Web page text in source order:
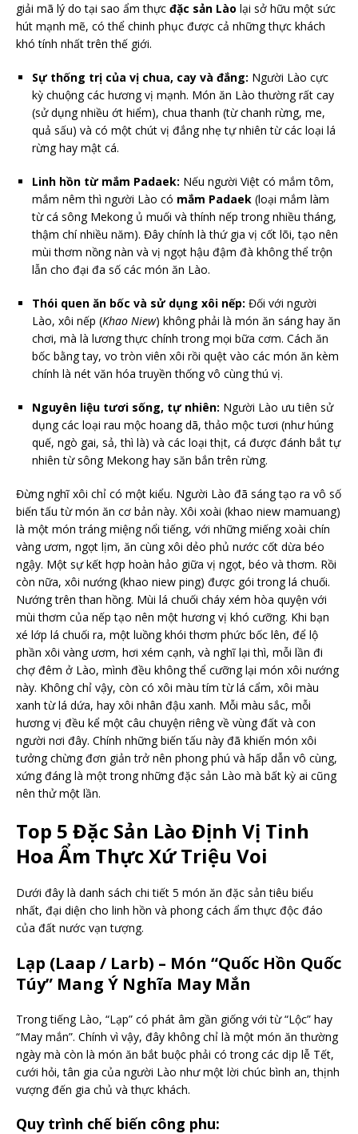
giải mã lý do tại sao ẩm thực đặc sản Lào lại sở hữu một sức
hút mạnh mẽ, có thể chinh phục được cả những thực khách
khó tính nhất trên thế giới.
Sự thống trị của vị chua, cay và đắng: Người Lào cực
kỳ chuộng các hương vị mạnh. Món ăn Lào thường rất cay
(sử dụng nhiều ớt hiểm), chua thanh (từ chanh rừng, me,
quả sấu) và có một chút vị đắng nhẹ tự nhiên từ các loại lá
rừng hay mật cá.
Linh hồn từ mắm Padaek: Nếu người Việt có mắm tôm,
mắm nêm thì người Lào có mắm Padaek (loại mắm làm
từ cá sông Mekong ủ muối và thính nếp trong nhiều tháng,
thậm chí nhiều năm). Đây chính là thứ gia vị cốt lõi, tạo nên
mùi thơm nồng nàn và vị ngọt hậu đậm đà không thể trộn
lẫn cho đại đa số các món ăn Lào.
Thói quen ăn bốc và sử dụng xôi nếp: Đối với người
Lào, xôi nếp (Khao Niew) không phải là món ăn sáng hay ăn
chơi, mà là lương thực chính trong mọi bữa cơm. Cách ăn
bốc bằng tay, vo tròn viên xôi rồi quệt vào các món ăn kèm
chính là nét văn hóa truyền thống vô cùng thú vị.
Nguyên liệu tươi sống, tự nhiên: Người Lào ưu tiên sử
dụng các loại rau mộc hoang dã, thảo mộc tươi (như húng
quế, ngò gai, sả, thì là) và các loại thịt, cá được đánh bắt tự
nhiên từ sông Mekong hay săn bắn trên rừng.
Đừng nghĩ xôi chỉ có một kiểu. Người Lào đã sáng tạo ra vô số
biến tấu từ món ăn cơ bản này. Xôi xoài (khao niew mamuang)
là một món tráng miệng nổi tiếng, với những miếng xoài chín
vàng ươm, ngọt lịm, ăn cùng xôi dẻo phủ nước cốt dừa béo
ngậy. Một sự kết hợp hoàn hảo giữa vị ngọt, béo và thơm. Rồi
còn nữa, xôi nướng (khao niew ping) được gói trong lá chuối.
Nướng trên than hồng. Mùi lá chuối cháy xém hòa quyện với
mùi thơm của nếp tạo nên một hương vị khó cưỡng. Khi bạn
xé lớp lá chuối ra, một luồng khói thơm phức bốc lên, để lộ
phần xôi vàng ươm, hơi xém cạnh, và nghĩ lại thì, mỗi lần đi
chợ đêm ở Lào, mình đều không thể cưỡng lại món xôi nướng
này. Không chỉ vậy, còn có xôi màu tím từ lá cẩm, xôi màu
xanh từ lá dứa, hay xôi nhân đậu xanh. Mỗi màu sắc, mỗi
hương vị đều kể một câu chuyện riêng về vùng đất và con
người nơi đây. Chính những biến tấu này đã khiến món xôi
tưởng chừng đơn giản trở nên phong phú và hấp dẫn vô cùng,
xứng đáng là một trong những đặc sản Lào mà bất kỳ ai cũng
nên thử một lần.
Top 5 Đặc Sản Lào Định Vị Tinh
Hoa Ẩm Thực Xứ Triệu Voi
Dưới đây là danh sách chi tiết 5 món ăn đặc sản tiêu biểu
nhất, đại diện cho linh hồn và phong cách ẩm thực độc đáo
của đất nước vạn tượng.
Lạp (Laap / Larb) – Món “Quốc Hồn Quốc
Túy” Mang Ý Nghĩa May Mắn
Trong tiếng Lào, “Lạp” có phát âm gần giống với từ “Lộc” hay
“May mắn”. Chính vì vậy, đây không chỉ là một món ăn thường
ngày mà còn là món ăn bắt buộc phải có trong các dịp lễ Tết,
cưới hỏi, tân gia của người Lào như một lời chúc bình an, thịnh
vượng đến gia chủ và thực khách.
Quy trình chế biến công phu: